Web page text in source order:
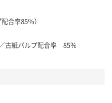
合率85％）
古紙パルプ配合率 85％